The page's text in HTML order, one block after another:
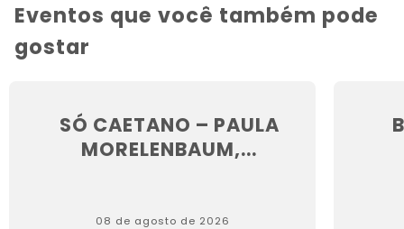
Eventos que você também pode
gostar
SÓ CAETANO – PAULA
MORELENBAUM,...
08 de agosto de 2026